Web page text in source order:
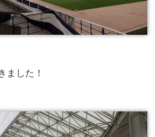
ました！